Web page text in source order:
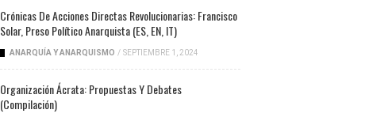
Crónicas De Acciones Directas Revolucionarias: Francisco
Solar, Preso Político Anarquista (ES, EN, IT)
ANARQUÍA Y ANARQUISMO / SEPTIEMBRE 1, 2024
Organización Ácrata: Propuestas Y Debates
(compilación)